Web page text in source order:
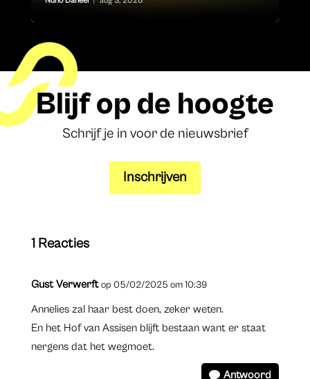
Blijf op de hoogte
Schrijf je in voor de nieuwsbrief
Inschrijven
1 Reacties
Gust Verwerft op 05/02/2025 om 10:39
Annelies zal haar best doen, zeker weten.
En het Hof van Assisen blijft bestaan want er staat
nergens dat het wegmoet.
Antwoord